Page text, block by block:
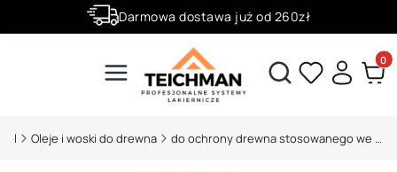
Darmowa dostawa już od 260zł
Złóż zamówienie do godziny 12:00 a wyślemy ją już dziś.
Otwórz wyszukiwarkę
Oleje i woski do drewna do ochrony drewna stosowanego we wnętrzach